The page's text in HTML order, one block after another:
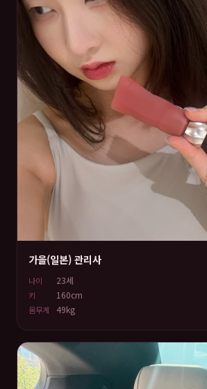
가을(일본) 관리사
나이 23세
키 160cm
몸무게 49kg